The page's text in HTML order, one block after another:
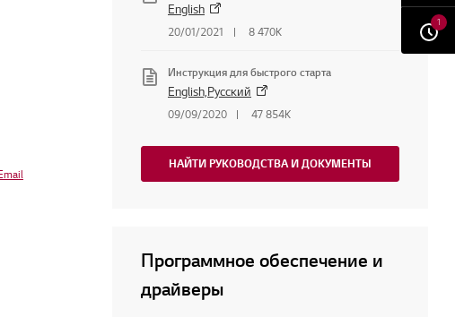
English
20/01/2021 8 470K
Инструкция для быстрого старта
English,Русский
09/09/2020 47 854K
НАЙТИ РУКОВОДСТВА И ДОКУМЕНТЫ
Программное обеспечение и
драйверы
1